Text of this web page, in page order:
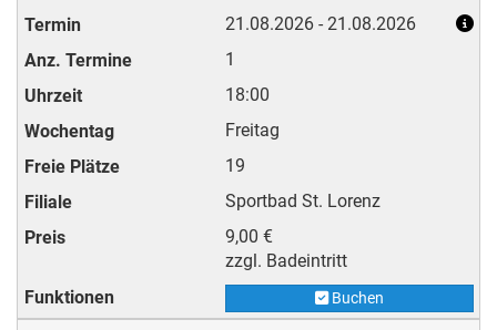
21.08.2026 - 21.08.2026
1
18:00
Freitag
19
Sportbad St. Lorenz
9,00 €
zzgl. Badeintritt
Buchen